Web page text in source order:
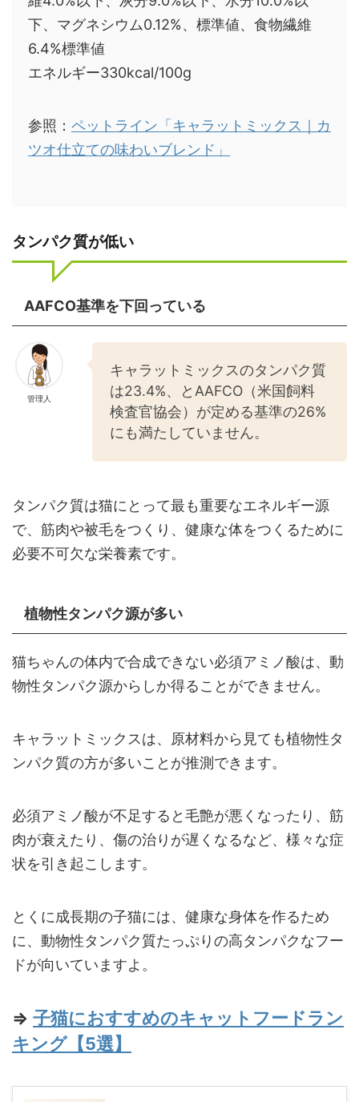
下、マグネシウム0.12%、標準値、食物繊維
6.4%標準値
エネルギー330kcal/100g
参照： ペットライン「キャラットミックス｜カ
ツオ仕立ての味わいブレンド」
タンパク質が低い
AAFCO基準を下回っている
管理人
キャラットミックスのタンパク質
は23.4%、とAAFCO（米国飼料
検査官協会）が定める基準の26%
にも満たしていません。
タンパク質は猫にとって最も重要なエネルギー源
で、筋肉や被毛をつくり、健康な体をつくるために
必要不可欠な栄養素です。
植物性タンパク源が多い
猫ちゃんの体内で合成できない必須アミノ酸は、動
物性タンパク源からしか得ることができません。
キャラットミックスは、原材料から見ても植物性タ
ンパク質の方が多いことが推測できます。
必須アミノ酸が不足すると毛艶が悪くなったり、筋
肉が衰えたり、傷の治りが遅くなるなど、様々な症
状を引き起こします。
とくに成長期の子猫には、健康な身体を作るため
に、動物性タンパク質たっぷりの高タンパクなフー
ドが向いていますよ。
⇒ 子猫におすすめのキャットフードラン
キング【5選】